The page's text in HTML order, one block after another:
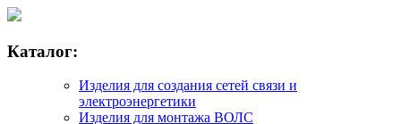
Каталог:
Изделия для создания сетей связи и
электроэнергетики
Изделия для монтажа ВОЛС